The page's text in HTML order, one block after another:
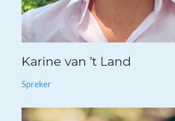
Karine van ’t Land
Spreker